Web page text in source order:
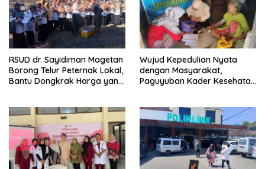
RSUD dr. Sayidiman Magetan
Borong Telur Peternak Lokal,
Bantu Dongkrak Harga yang
Wujud Kepedulian Nyata
dengan Masyarakat,
Paguyuban Kader Kesehatan